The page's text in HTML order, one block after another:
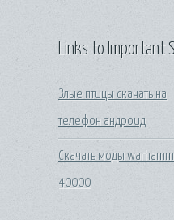
Links to Important
Злые птицы скачать на
телефон андроид
Скачать моды
40000